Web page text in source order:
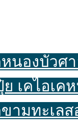
หนองบัวศ
ย เคไอ
ขามทะเล